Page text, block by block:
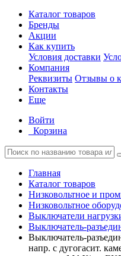
Каталог товаров
Бренды
Акции
Как купить
Условия доставки
Компания
Реквизиты Отзывы о
Контакты
Еще
Войти
Корзина
Главная
Каталог товаров
Низковольтное и
Низковольтное
Выключатели
Выключатель-
Выключатель-
напр. с дугогасит.